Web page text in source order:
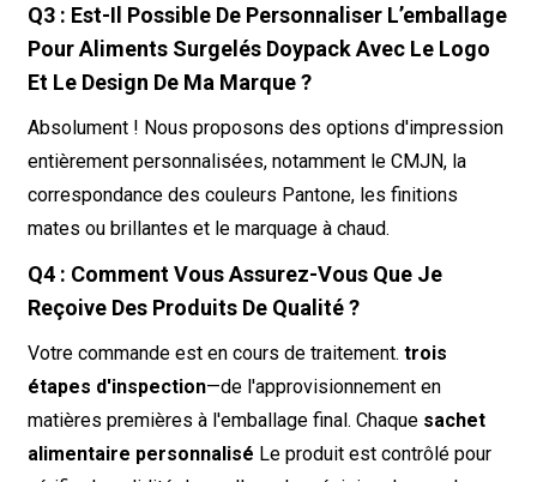
Q3 : Est-Il Possible De Personnaliser L’emballage
Pour Aliments Surgelés Doypack Avec Le Logo
Et Le Design De Ma Marque ?
Absolument ! Nous proposons des options d'impression
entièrement personnalisées, notamment le CMJN, la
correspondance des couleurs Pantone, les finitions
mates ou brillantes et le marquage à chaud.
Q4 : Comment Vous Assurez-Vous Que Je
Reçoive Des Produits De Qualité ?
Votre commande est en cours de traitement. trois
étapes d'inspection—de l'approvisionnement en
matières premières à l'emballage final. Chaque sachet
alimentaire personnalisé Le produit est contrôlé pour